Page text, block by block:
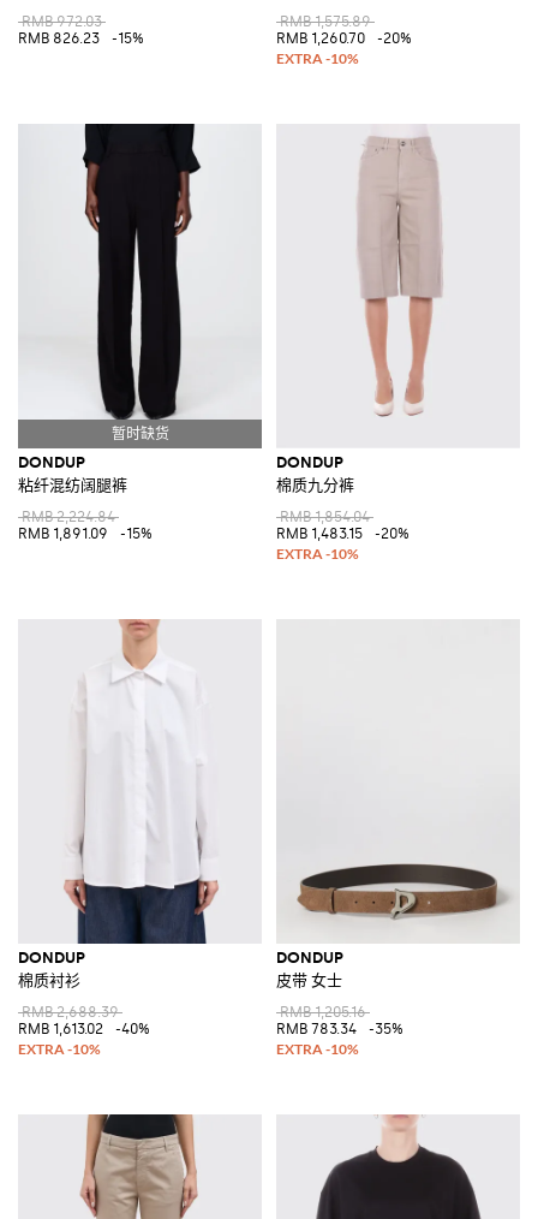
RMB 972.03
RMB 826.23
-15%
RMB 1,575.89
RMB 1,260.70
-20%
DONDUP
粘纤混纺阔腿裤
RMB 2,224.84
RMB 1,891.09
-15%
DONDUP
棉质九分裤
RMB 1,854.04
RMB 1,483.15
-20%
DONDUP
棉质衬衫
RMB 2,688.39
RMB 1,613.02
-40%
DONDUP
皮带 女士
RMB 1,205.16
RMB 783.34
-35%